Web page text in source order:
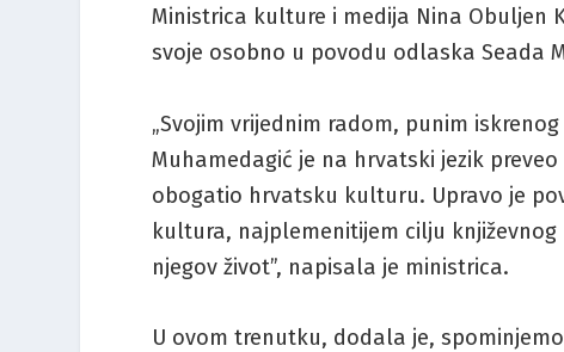
Ministrica kulture i medija Nina Obuljen
svoje osobno u povodu odlaska Seada
„Svojim vrijednim radom, punim
Muhamedagić je na hrvatski jezik
obogatio hrvatsku kulturu. Upravo je
kultura, najplemenitijem cilju
njegov život”, napisala je ministrica.
U ovom trenutku, dodala je,